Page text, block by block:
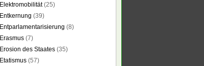
Elektromobilität(25)
Entkernung (39)
Entparlamentarisierung (8)
Erasmus (7)
Erosion des Staates (35)
Etatismus (57)